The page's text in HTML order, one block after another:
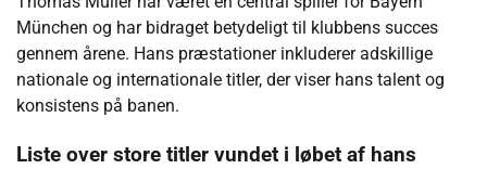
München og har bidraget betydeligt til klubbens succes
gennem årene. Hans præstationer inkluderer adskillige
nationale og internationale titler, der viser hans talent og
konsistens på banen.
Liste over store titler vundet i løbet af hans